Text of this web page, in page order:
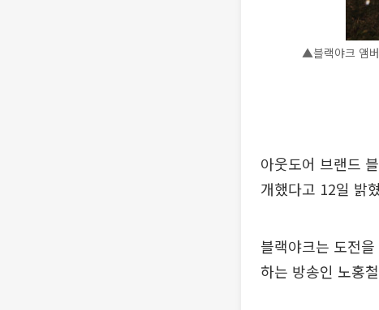
▲블랙야크 앰
아웃도어 브랜드
개했다고 12일 밝
블랙야크는 도전
하는 방송인 노홍